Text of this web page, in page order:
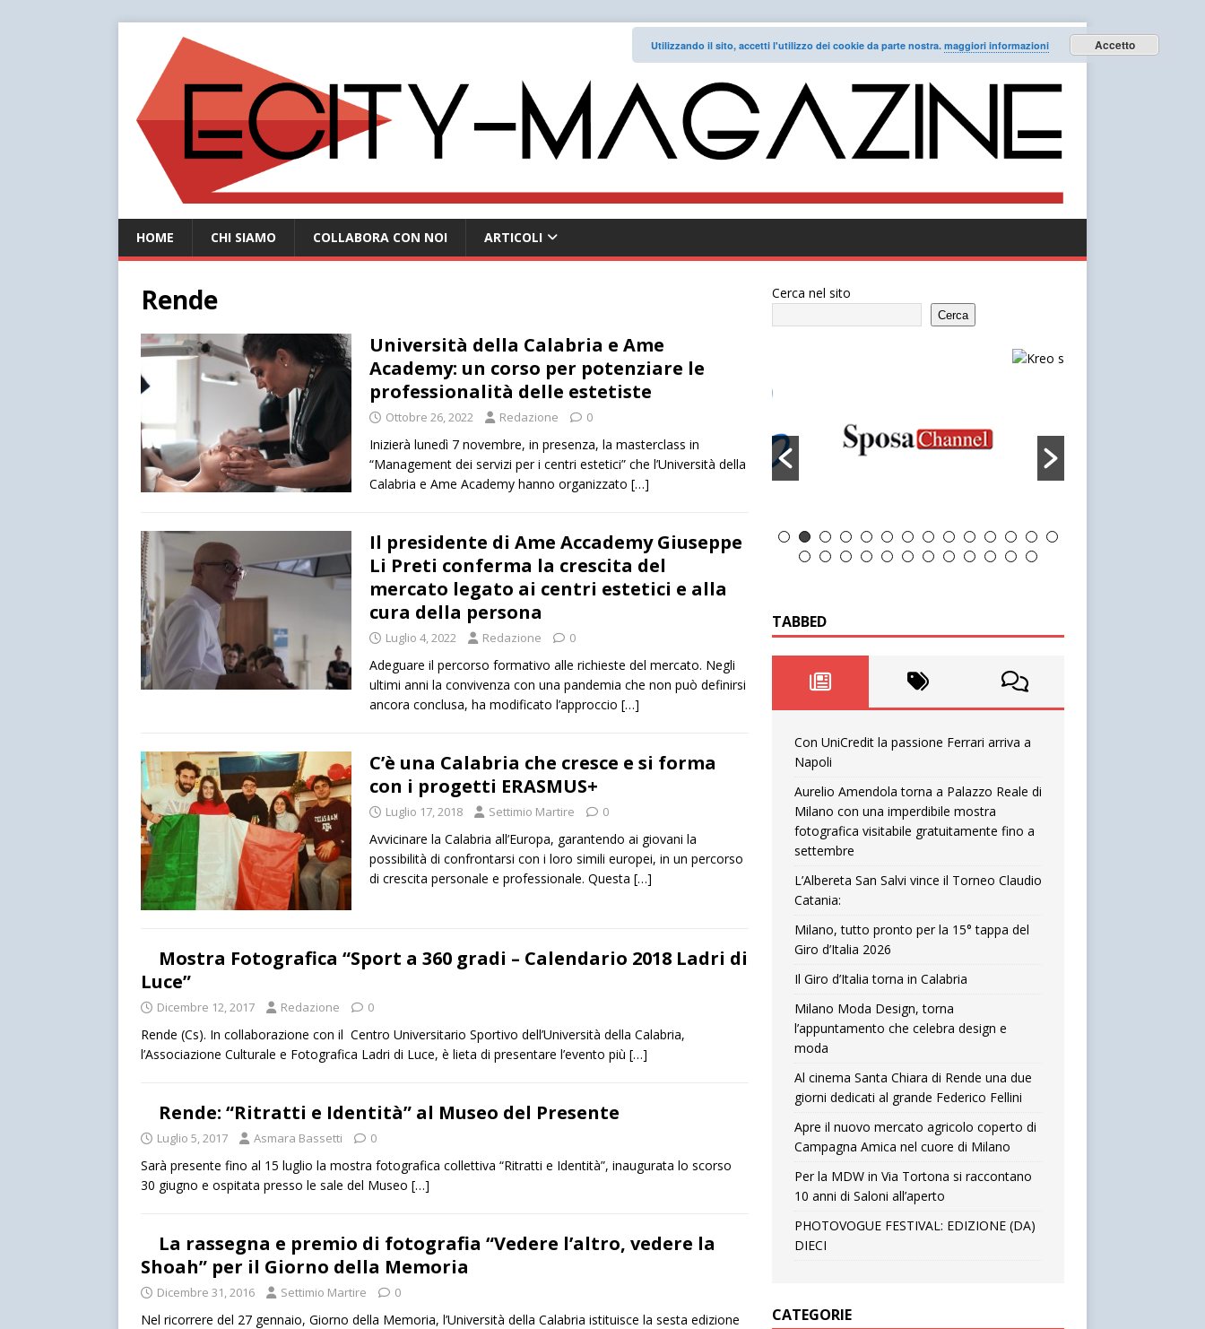
HOME CHI SIAMO COLLABORA CON NOI ARTICOLI
Rende
Università della Calabria e Ame
Academy: un corso per potenziare le
professionalità delle estetiste
Ottobre 26, 2022 Redazione 0
Inizierà lunedì 7 novembre, in presenza, la masterclass in
“Management dei servizi per i centri estetici” che l’Università della
Calabria e Ame Academy hanno organizzato […]
Il presidente di Ame Accademy Giuseppe
Li Preti conferma la crescita del
mercato legato ai centri estetici e alla
cura della persona
Luglio 4, 2022 Redazione 0
Adeguare il percorso formativo alle richieste del mercato. Negli
ultimi anni la convivenza con una pandemia che non può definirsi
ancora conclusa, ha modificato l’approccio […]
C’è una Calabria che cresce e si forma
con i progetti ERASMUS+
Luglio 17, 2018 Settimio Martire 0
Avvicinare la Calabria all’Europa, garantendo ai giovani la
possibilità di confrontarsi con i loro simili europei, in un percorso
di crescita personale e professionale. Questa […]
Mostra Fotografica “​Sport a 360 gradi – Calendario 2018 Ladri di
Luce”
Dicembre 12, 2017 Redazione 0
Rende (Cs). In collaborazione con il Centro Universitario Sportivo dell’Università della Calabria,
l’Associazione Culturale e Fotografica Ladri di Luce, è lieta di presentare l’evento più […]
Rende: “Ritratti e Identità” al Museo del Presente
Luglio 5, 2017 Asmara Bassetti 0
Sarà presente fino al 15 luglio la mostra fotografica collettiva “Ritratti e Identità”, inaugurata lo scorso
30 giugno e ospitata presso le sale del Museo […]
La rassegna e premio di fotografia “Vedere l’altro, vedere la
Shoah” per il Giorno della Memoria
Dicembre 31, 2016 Settimio Martire 0
Nel ricorrere del 27 gennaio, Giorno della Memoria, l’Università della Calabria istituisce la sesta edizione
Cerca nel sito
Cerca
TABBED
Con UniCredit la passione Ferrari arriva a
Napoli
Aurelio Amendola torna a Palazzo Reale di
Milano con una imperdibile mostra
fotografica visitabile gratuitamente fino a
settembre
L’Albereta San Salvi vince il Torneo Claudio
Catania:
Milano, tutto pronto per la 15° tappa del
Giro d’Italia 2026
Il Giro d’Italia torna in Calabria
Milano Moda Design, torna
l’appuntamento che celebra design e
moda
Al cinema Santa Chiara di Rende una due
giorni dedicati al grande Federico Fellini
Apre il nuovo mercato agricolo coperto di
Campagna Amica nel cuore di Milano
Per la MDW in Via Tortona si raccontano
10 anni di Saloni all’aperto
PHOTOVOGUE FESTIVAL: EDIZIONE (DA)
DIECI
CATEGORIE
Utilizzando il sito, accetti l'utilizzo dei cookie da parte nostra. maggiori informazioni Accetto